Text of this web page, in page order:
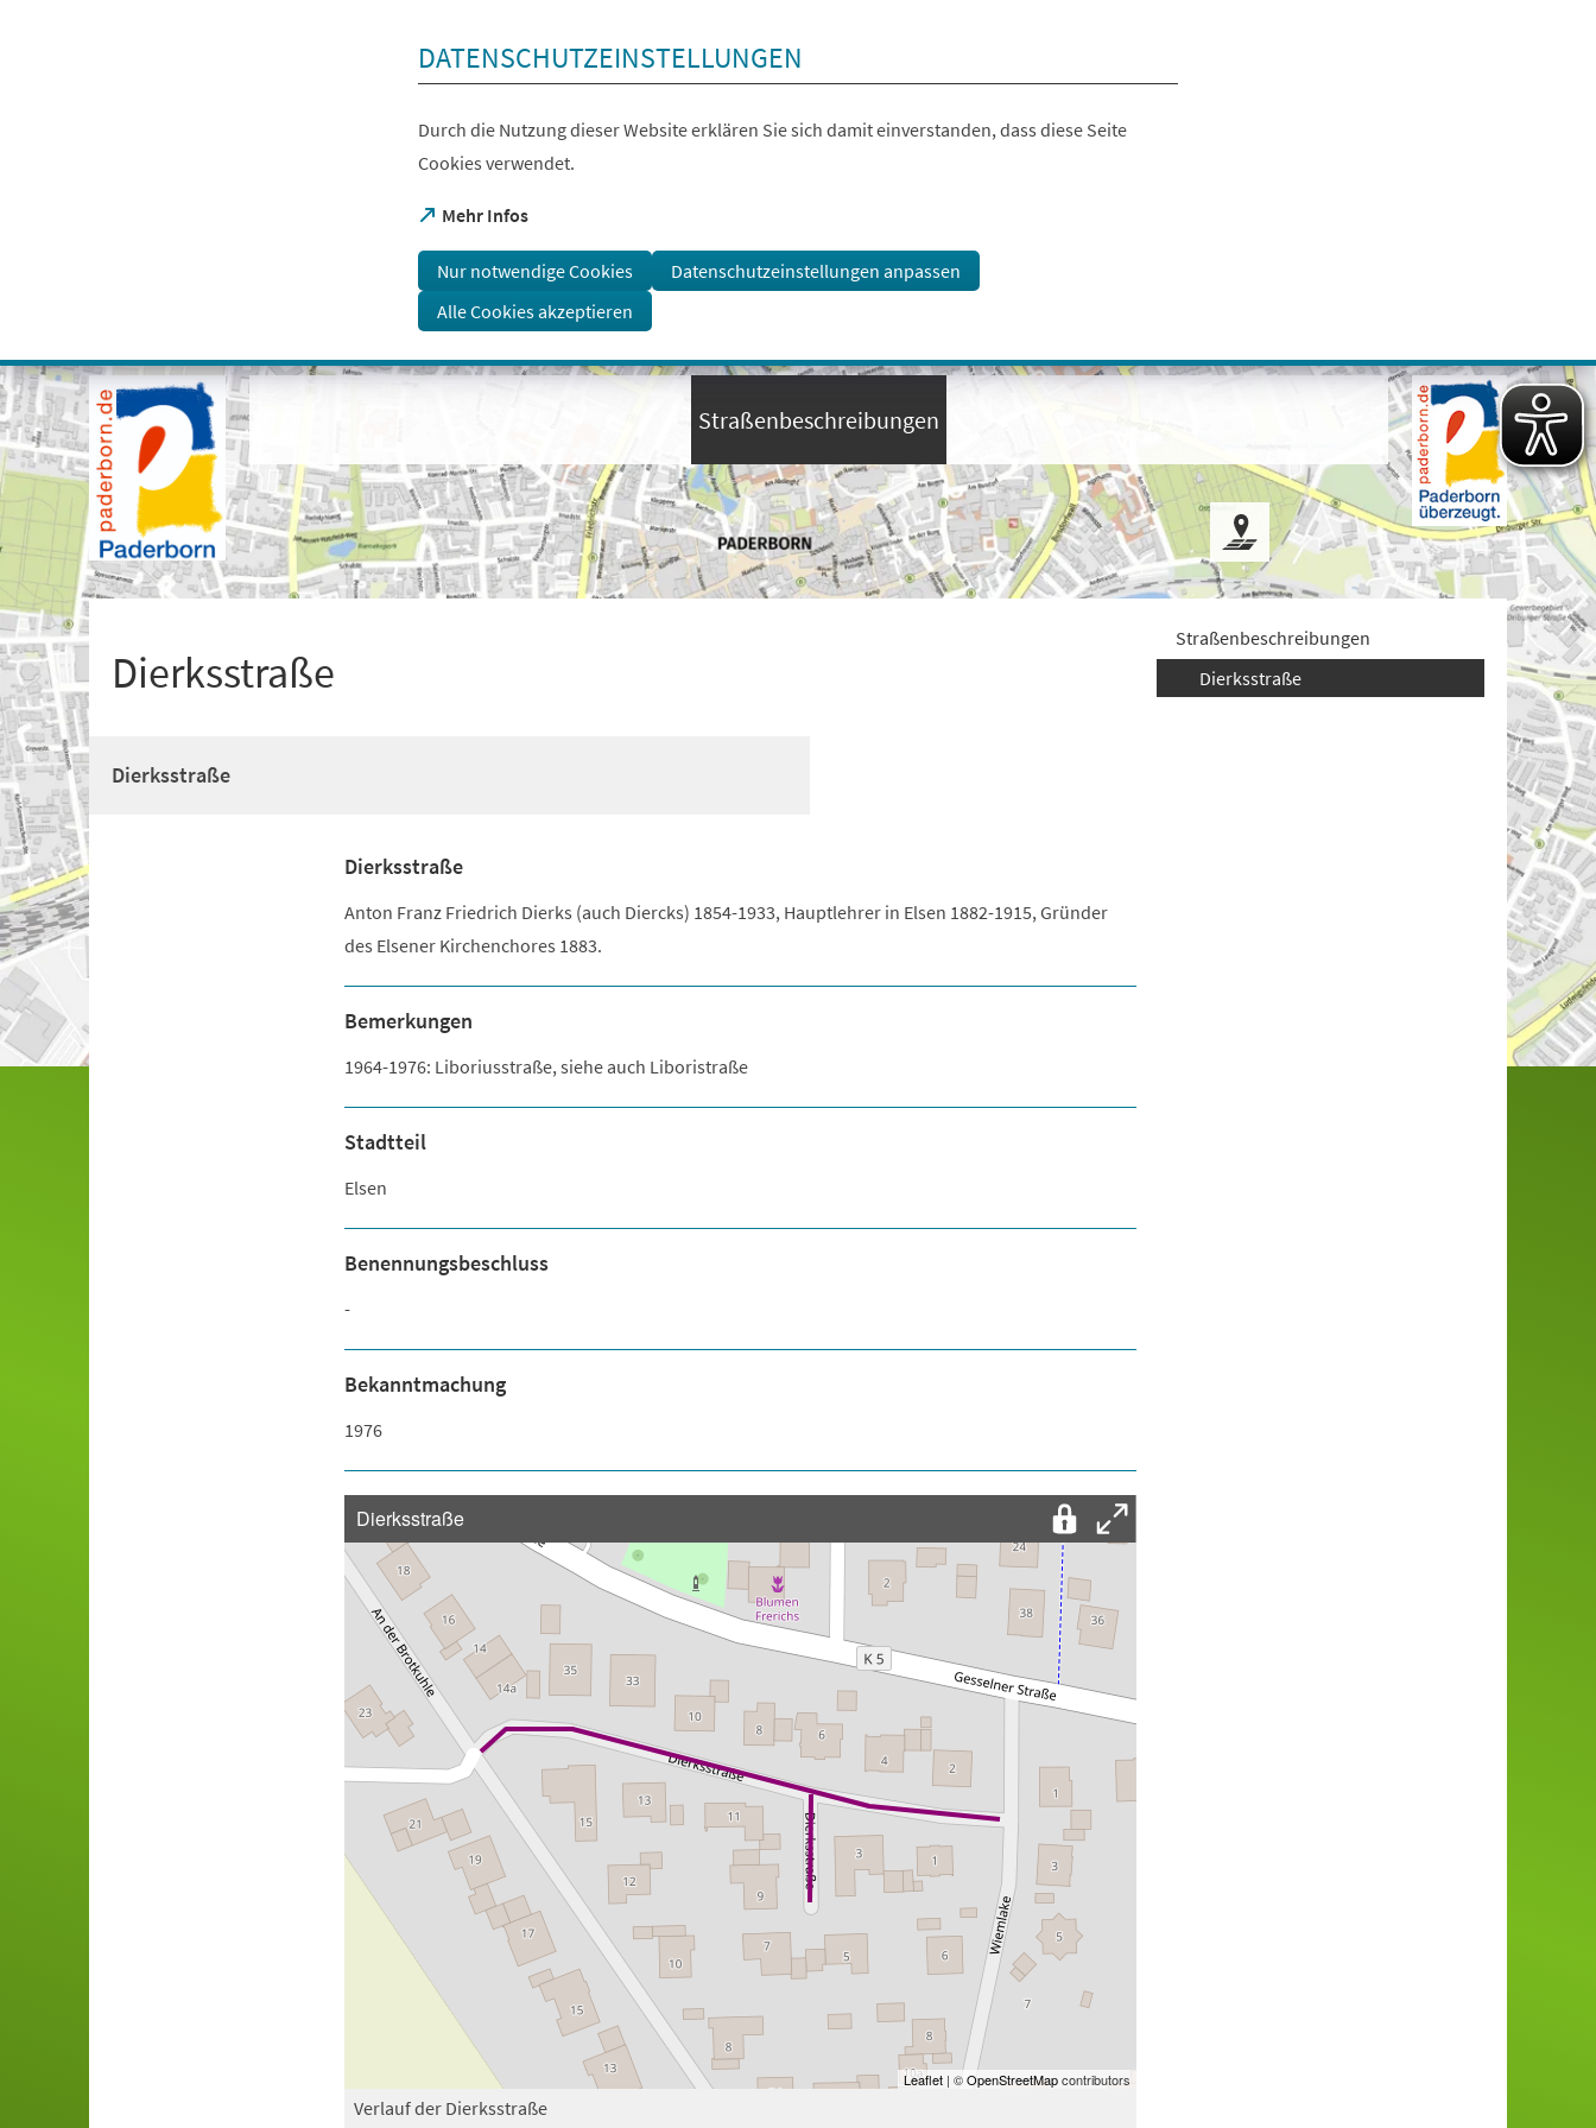
Visuelle
Assistenzsoftware
öffnen.
Mit
der
Tastatur
erreichbar
über
+
DATENSCHUTZEINSTELLUNGEN
Durch die Nutzung dieser Website erklären Sie sich damit einverstanden, dass diese Seite
Cookies verwendet.
Mehr Infos
(Öffnet
einem
neuen
Tab)
Nur notwendige Cookies
Datenschutzeinstellungen anpassen
Alle Cookies akzeptieren
Straßenbeschreibungen
Dierksstraße
Dierksstraße
Dierksstraße
Anton Franz Friedrich Dierks (auch Diercks) 1854-1933, Hauptlehrer in Elsen 1882-1915, Gründer
des Elsener Kirchenchores 1883.
Bemerkungen
1964-1976: Liboriusstraße, siehe auch Liboristraße
Stadtteil
Elsen
Benennungsbeschluss
-
Bekanntmachung
1976
Leaflet| ©OpenStreetMapcontributors
Dierksstraße
Verlauf der Dierksstraße
Straßenbeschreibungen
Dierksstraße